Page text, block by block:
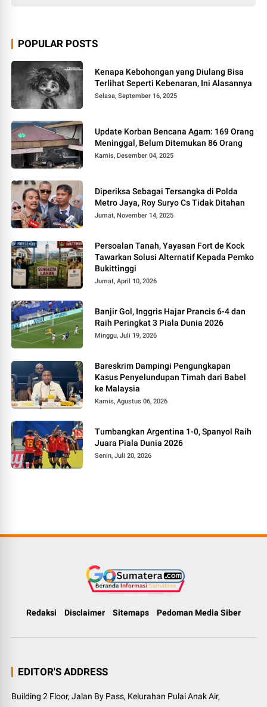
POPULAR POSTS
Kenapa Kebohongan yang Diulang Bisa
Terlihat Seperti Kebenaran, Ini Alasannya
Selasa, September 16, 2025
Update Korban Bencana Agam: 169 Orang
Meninggal, Belum Ditemukan 86 Orang
Kamis, Desember 04, 2025
Diperiksa Sebagai Tersangka di Polda
Metro Jaya, Roy Suryo Cs Tidak Ditahan
Jumat, November 14, 2025
Persoalan Tanah, Yayasan Fort de Kock
Tawarkan Solusi Alternatif Kepada Pemko
Bukittinggi
Jumat, April 10, 2026
Banjir Gol, Inggris Hajar Prancis 6-4 dan
Raih Peringkat 3 Piala Dunia 2026
Minggu, Juli 19, 2026
Bareskrim Dampingi Pengungkapan
Kasus Penyelundupan Timah dari Babel
ke Malaysia
Kamis, Agustus 06, 2026
Tumbangkan Argentina 1-0, Spanyol Raih
Juara Piala Dunia 2026
Senin, Juli 20, 2026
Redaksi Disclaimer Sitemaps Pedoman Media Siber
EDITOR'S ADDRESS
Building 2 Floor, Jalan By Pass, Kelurahan Pulai Anak Air,